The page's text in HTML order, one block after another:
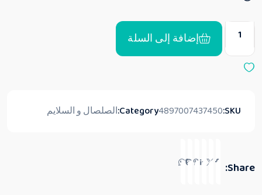
ن
إضافة إلى السلة
SKU:
4897007437450
Category: الصلصال و السلايم
Share: